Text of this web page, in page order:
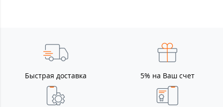
Быстрая доставка 5% на Ваш счет